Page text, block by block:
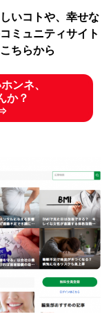
いコトや、幸せな
ミュニティサイト
ちらから
ンネ、
か？